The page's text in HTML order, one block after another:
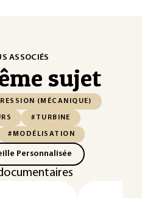
ASSOCIÉS
sujet
(MÉCANIQUE)
#TURBINE
#MODÉLISATION
Personnalisée